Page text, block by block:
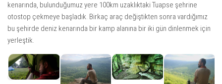
kenarında, bulunduğumuz yere 100km uzaklıktaki Tuapse şehrine
otostop çekmeye başladık. Birkaç araç değiştikten sonra vardığımız
bu şehirde deniz kenarında bir kamp alanına bir iki gün dinlenmek için
yerleştik.